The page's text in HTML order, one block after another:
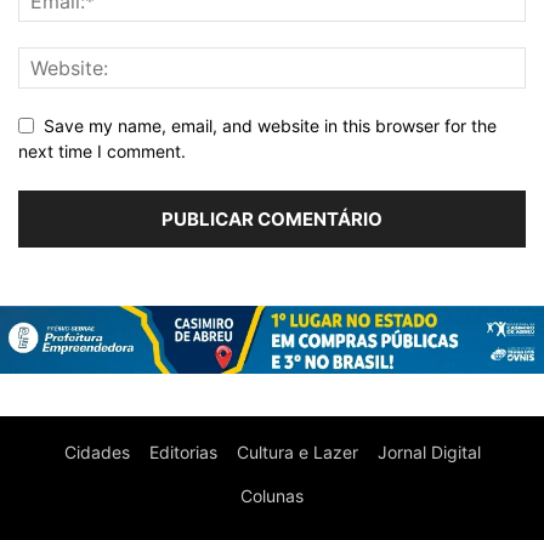
Save my name, email, and website in this browser for the
next time I comment.
Cidades Editorias Cultura e Lazer Jornal Digital
Colunas